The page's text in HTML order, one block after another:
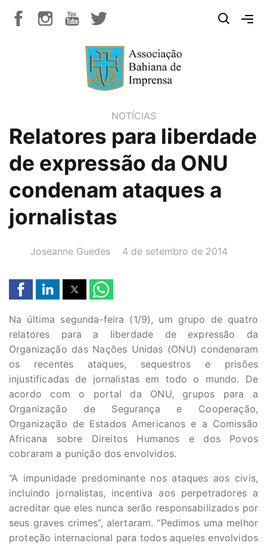
NOTÍCIAS
Relatores para liberdade
de expressão da ONU
condenam ataques a
jornalistas
AUTOR(A):
Joseanne Guedes DATA:
4 de setembro de 2014
Na última segunda-feira (1/9), um grupo de quatro
relatores para a liberdade de expressão da
Organização das Nações Unidas (ONU) condenaram
os recentes ataques, sequestros e prisões
injustificadas de jornalistas em todo o mundo. De
acordo com o portal da ONU, grupos para a
Organização de Segurança e Cooperação,
Organização de Estados Americanos e a Comissão
Africana sobre Direitos Humanos e dos Povos
cobraram a punição dos envolvidos.
“A impunidade predominante nos ataques aos civis,
incluindo jornalistas, incentiva aos perpetradores a
acreditar que eles nunca serão responsabilizados por
seus graves crimes”, alertaram. “Pedimos uma melhor
proteção internacional para todos aqueles envolvidos